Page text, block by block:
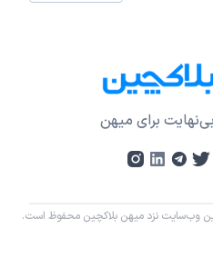
برای میهن